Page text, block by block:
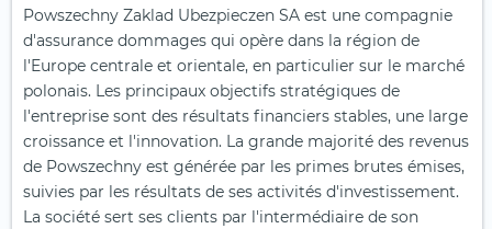
Powszechny Zaklad Ubezpieczen SA est une compagnie
d'assurance dommages qui opère dans la région de
l'Europe centrale et orientale, en particulier sur le marché
polonais. Les principaux objectifs stratégiques de
l'entreprise sont des résultats financiers stables, une large
croissance et l'innovation. La grande majorité des revenus
de Powszechny est générée par les primes brutes émises,
suivies par les résultats de ses activités d'investissement.
La société sert ses clients par l'intermédiaire de son